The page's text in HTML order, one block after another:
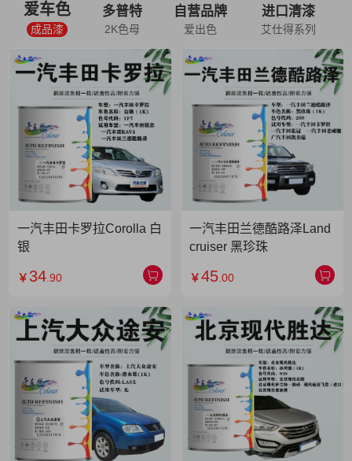
爱车色
成品漆
多普特
2K色母
自营品牌
爱出色
进口清漆
艾仕得系列
一汽丰田卡罗拉Corolla 白
银
￥ 34 .90
一汽丰田兰德酷路泽Land
cruiser 黑珍珠
￥45 .00